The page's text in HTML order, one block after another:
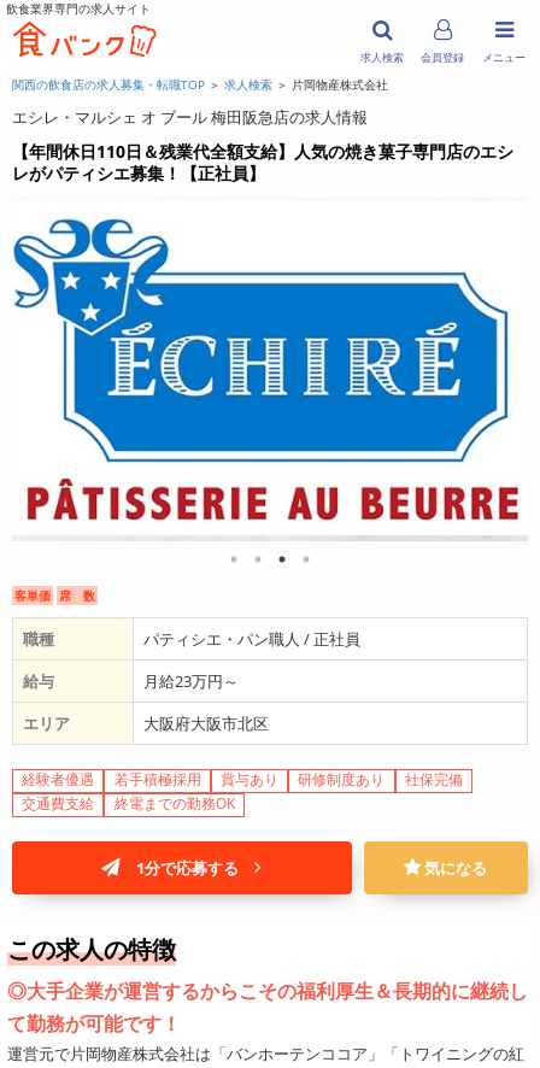
飲食業界専門の求人サイト
メニュー
求人検索 会員登録
関西の飲食店の求人募集・転職TOP ＞ 求人検索 ＞ 片岡物産株式会社
エシレ・マルシェ オ ブール 梅田阪急店の求人情報
【年間休日110日＆残業代全額支給】人気の焼き菓子専門店のエシ
レがパティシエ募集！【正社員】
客単価 席 数
職種
パティシエ・パン職人 / 正社員
給与
月給23万円～
エリア
大阪府大阪市北区
経験者優遇 若手積極採用 賞与あり 研修制度あり
社保完備
交通費支給
終電までの勤務OK
1分で応募する 気になる
この求人の特徴
◎大手企業が運営するからこその福利厚生＆長期的に継続し
て勤務が可能です！
運営元で片岡物産株式会社は「バンホーテンココア」「トワイニングの紅